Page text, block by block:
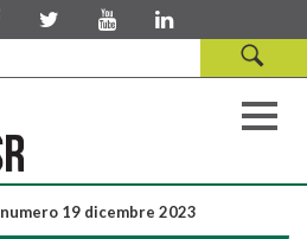
numero 19 dicembre 2023